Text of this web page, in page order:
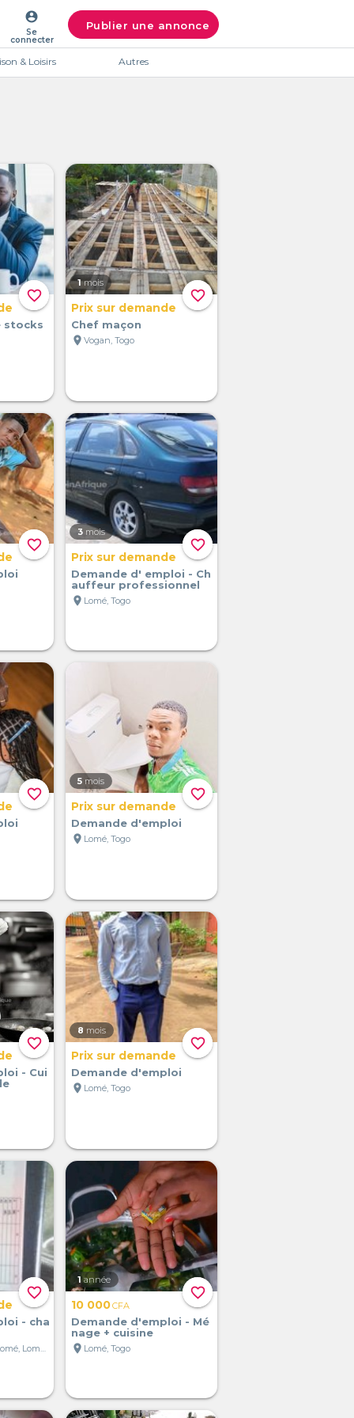
account_circle
Se
connecter
Publier une annonce
& Loisirs Autres
favorite_border
stocks
favorite_border
1 mois
Prix sur demande
Chef maçon
location_onVogan, Togo
favorite_border favorite_border
3 mois
Prix sur demande
Demande d' emploi - Ch
auffeur professionnel
location_on Lomé, Togo
favorite_border favorite_border
5 mois
Prix sur demande
Demande d'emploi
location_on Lomé, Togo
favorite_border
- Cui
favorite_border
8 mois
Prix sur demande
Demande d'emploi
location_on Lomé, Togo
favorite_border
- cha
Grand Marché de Lomé, Lomé, Togo
favorite_border
1 année
10 000CFA
Demande d'emploi - Mé
nage + cuisine
location_on Lomé, Togo